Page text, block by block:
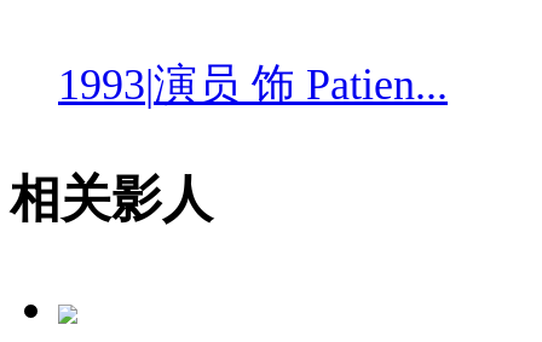
1993|演员 饰 Patien...
相关影人